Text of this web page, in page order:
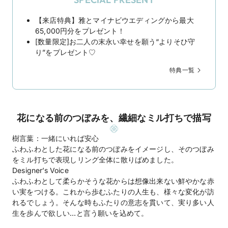
【来店特典】雅とマイナビウエディングから最大
65,000円分をプレゼント！
[数量限定]お二人の末永い幸せを願う“よりそひ守
り”をプレゼント♡
特典一覧
花になる前のつぼみを、繊細なミル打ちで描写
樹言葉：一緒にいれば安心
ふわふわとした花になる前のつぼみをイメージし、そのつぼみ
をミル打ちで表現しリング全体に散りばめました。
Designer’s Voice
ふわふわとして柔らかそうな花からは想像出来ない鮮やかな赤
い実をつける。これから歩むふたりの人生も、様々な変化が訪
れるでしょう。そんな時もふたりの意志を貫いて、実り多い人
生を歩んで欲しい…と言う願いを込めて。